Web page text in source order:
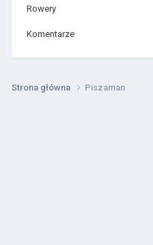
Rowery
Komentarze
Strona główna Piszaman